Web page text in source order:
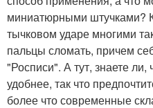
миниатюрными штучками?
тычковом ударе многими
пальцы сломать, причем
"Росписи". А тут, знаете
удобнее, так что
более что современные